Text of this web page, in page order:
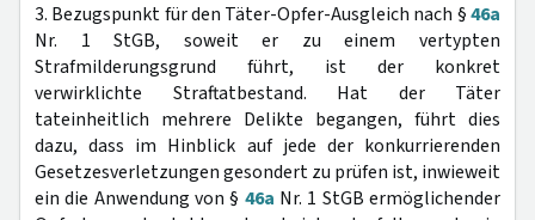
3. Bezugspunkt für den Täter-Opfer-Ausgleich nach §46a
Nr. 1 StGB, soweit er zu einem vertypten
Strafmilderungsgrund führt, ist der konkret
verwirklichte Straftatbestand. Hat der Täter
tateinheitlich mehrere Delikte begangen, führt dies
dazu, dass im Hinblick auf jede der konkurrierenden
Gesetzesverletzungen gesondert zu prüfen ist, inwieweit
ein die Anwendung von § 46a Nr. 1 StGB ermöglichender